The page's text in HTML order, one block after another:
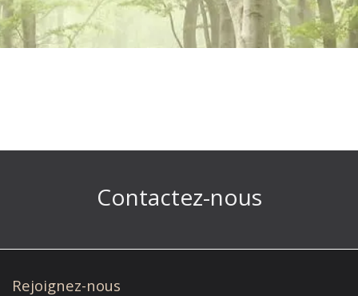
Contactez-nous
Rejoignez-nous